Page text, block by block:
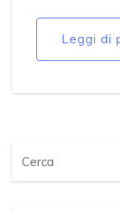
Leggi di